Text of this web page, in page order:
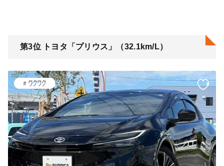
第3位 トヨタ「プリウス」（32.1km/L）